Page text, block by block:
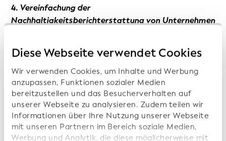
Diese Webseite verwendet Cookies
Wir verwenden Cookies, um Inhalte und Werbung
anzupassen, Funktionen sozialer Medien
bereitzustellen und das Besucherverhalten auf
unserer Webseite zu analysieren. Zudem teilen wir
Informationen über Ihre Nutzung unserer Webseite
mit unseren Partnern im Bereich soziale Medien,
Werbung und Analytik, die diese möglicherweise mit
4. Vereinfachung der
Nachhaltigkeitsberichterstattung von Unternehmen
Die EU-Richtlinie über die
Nachhaltigkeitsberichterstattung von Unternehmen
(Corporate Sustainability Reporting Directive, CSRD)
schreibt mehr Transparenz bei der Offenlegung von
Umwelt-, Sozial- und Governance-Aspekten (ESG) vor,
doch das Vereinfachungspaket zielt darauf ab, den
damit verbundenen Compliance-Aufwand zu
verringern. Der LEI unterstützt dieses Ziel, indem er